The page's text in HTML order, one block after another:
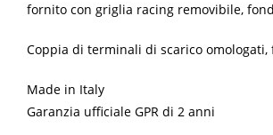
fornito con griglia racing removibile,
Coppia di terminali di scarico
Made in Italy
Garanzia ufficiale GPR di 2 anni